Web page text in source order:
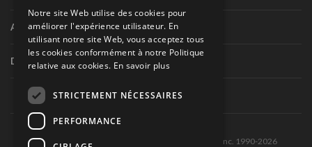
Autres séries nationales
Divers
Tous droits réservés © Les Éditions Pole-Position inc. 1990-2026
Notre site Web utilise des cookies pour
améliorer l'expérience utilisateur. En
utilisant notre site Web, vous acceptez tous
les cookies conformément à notre Politique
relative aux cookies. En savoir plus
STRICTEMENT NÉCESSAIRES
PERFORMANCE